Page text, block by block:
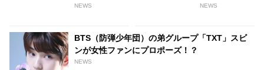
な印象を大チェンジ！
NEWS
が熱く盛り上がれる企画も続々
NEWS
BTS（防弾少年団）の弟グループ「TXT」スビ
ンが女性ファンにプロポーズ！？
NEWS